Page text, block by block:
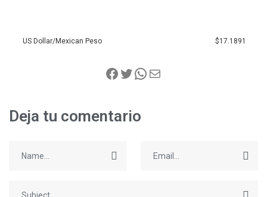
US Dollar/Mexican Peso $17.1891
Deja tu comentario